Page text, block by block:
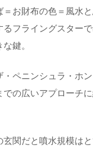
＝お財布の色＝風水
るフライングスター
鍵。
・ペニンシュラ・ホ
での広いアプローチ
玄関だと噴水規模は